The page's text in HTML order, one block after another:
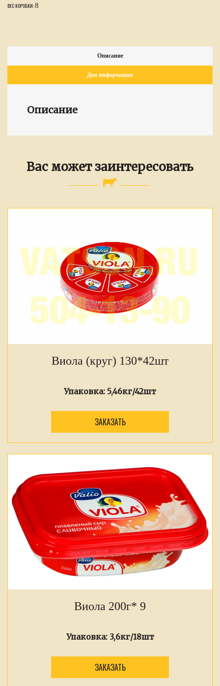
ВЕС КОРОБКИ:8
Описание
Доп информация
Описание
Вас может заинтересовать
Виола (круг) 130*42шт
Упаковка: 5,46кг/42шт
ЗАКАЗАТЬ
Виола 200г* 9
Упаковка: 3,6кг/18шт
ЗАКАЗАТЬ